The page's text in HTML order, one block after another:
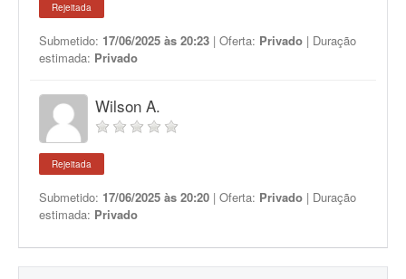
Rejeitada
Submetido: 17/06/2025 às 20:23 | Oferta: Privado | Duração
estimada: Privado
Wilson A.
Rejeitada
Submetido: 17/06/2025 às 20:20 | Oferta: Privado | Duração
estimada: Privado